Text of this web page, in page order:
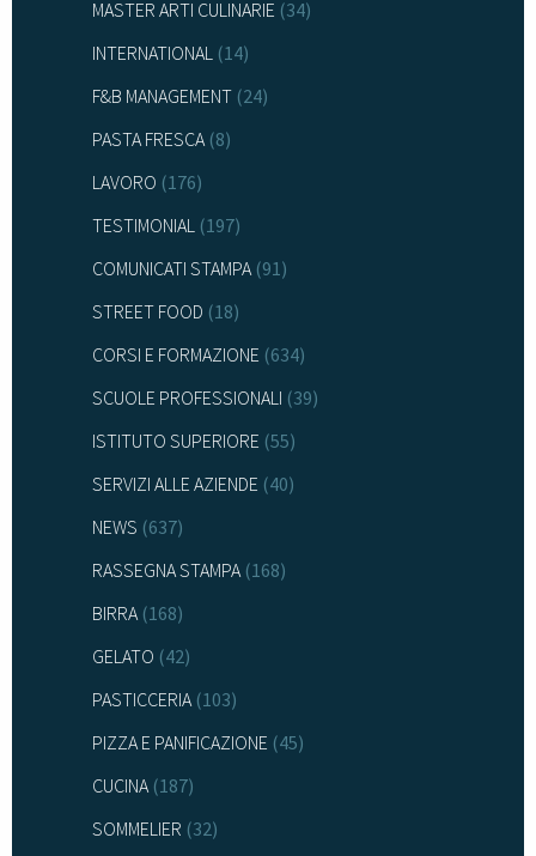
MASTER ARTI CULINARIE (34)
INTERNATIONAL (14)
F&B MANAGEMENT (24)
PASTA FRESCA (8)
LAVORO (176)
TESTIMONIAL (197)
COMUNICATI STAMPA (91)
STREET FOOD (18)
CORSI E FORMAZIONE (634)
SCUOLE PROFESSIONALI (39)
ISTITUTO SUPERIORE (55)
SERVIZI ALLE AZIENDE (40)
NEWS (637)
RASSEGNA STAMPA (168)
BIRRA (168)
GELATO (42)
PASTICCERIA (103)
PIZZA E PANIFICAZIONE (45)
CUCINA (187)
SOMMELIER (32)